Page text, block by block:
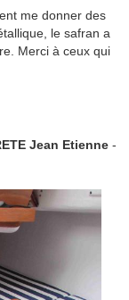
me donner des
le safran a
Merci à ceux qui
Jean Etienne-